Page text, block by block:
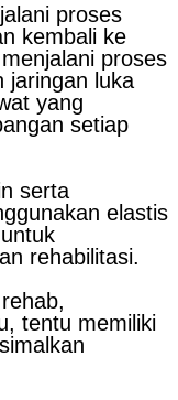
proses
kembali ke
proses
jaringan luka
yang
setiap
serta
elastis
rehabilitasi.
tentu memiliki